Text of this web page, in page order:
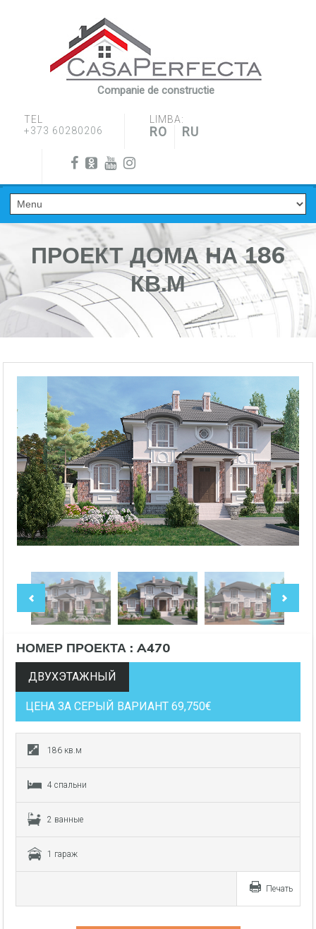
Companie de constructie
TEL
+373 60280206
LIMBA:
RO RU
ПРОЕКТ ДОМА НА 186
КВ.М
НОМЕР ПРОЕКТА : A470
ДВУХЭТАЖНЫЙ
ЦЕНА ЗА СЕРЫЙ ВАРИАНТ 69,750€
186 кв.м
4 спальни
2 ванные
1 гараж
Печать